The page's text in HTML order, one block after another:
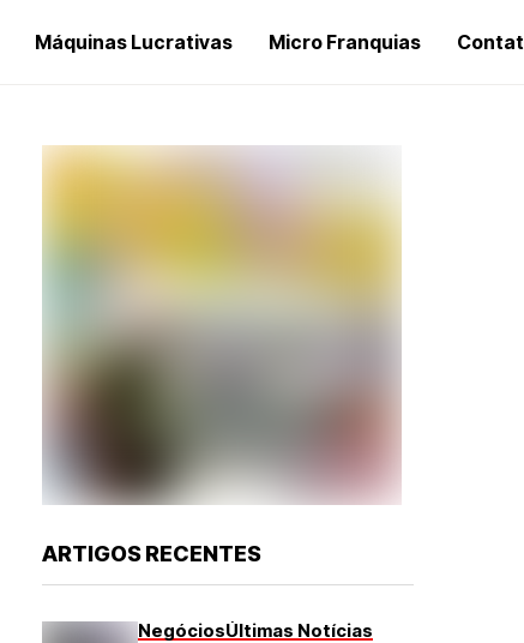
Máquinas Lucrativas Micro Franquias
ARTIGOS RECENTES
NegóciosÚltimas Notícias